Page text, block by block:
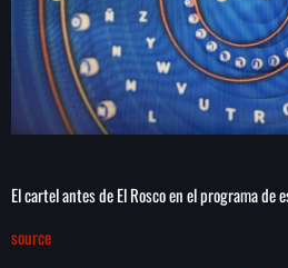
El cartel antes de El Rosco en el programa de
source